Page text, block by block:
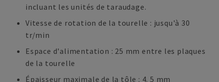
incluant les unités de taraudage.
Vitesse de rotation de la tourelle : jusqu'à 30
tr/min
Espace d'alimentation : 25 mm entre les plaques
de la tourelle
Épaisseur maximale de la tôle : 4. 5 mm